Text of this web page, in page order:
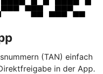
(TAN) einfach
in der App.